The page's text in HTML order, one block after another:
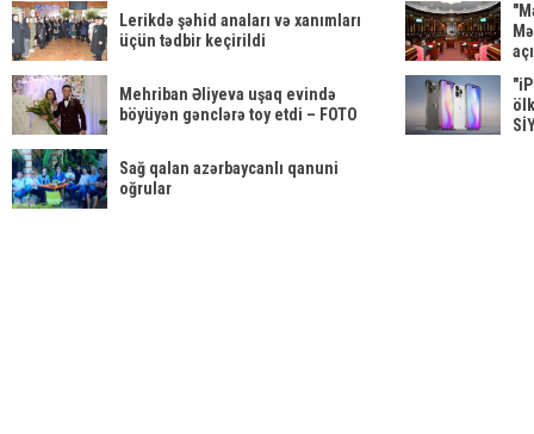
Lerikdə şəhid anaları və xanımları
üçün tədbir keçirildi
Mehriban Əliyeva uşaq evində
böyüyən gənclərə toy etdi – FOTO
Sağ qalan azərbaycanlı qanuni
oğrular